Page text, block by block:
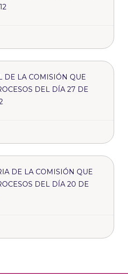
DE LA COMISIÓN QUE
DEL DÍA 27 DE
DE LA COMISIÓN QUE
DEL DÍA 20 DE